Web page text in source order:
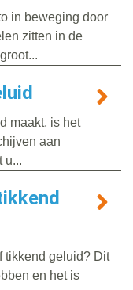
in beweging door
zitten in de
maakt, is het
aan
u...
tikkend geluid? Dit
en het is